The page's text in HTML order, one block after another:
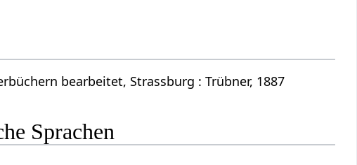
bearbeitet, Strassburg : Trübner, 1887
Sprachen